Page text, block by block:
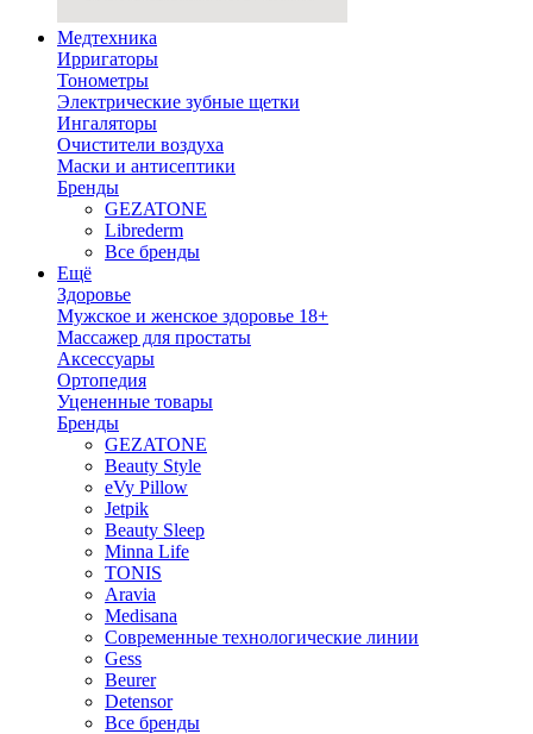
Медтехника
Ирригаторы
Тонометры
Электрические зубные щетки
Ингаляторы
Очистители воздуха
Маски и антисептики
Бренды
GEZATONE
Librederm
Все бренды
Ещё
Здоровье
Мужское и женское здоровье 18+
Массажер для простаты
Аксессуары
Ортопедия
Уцененные товары
Бренды
GEZATONE
Beauty Style
eVy Pillow
Jetpik
Beauty Sleep
Minna Life
TONIS
Aravia
Medisana
Современные технологические линии
Gess
Beurer
Detensor
Все бренды